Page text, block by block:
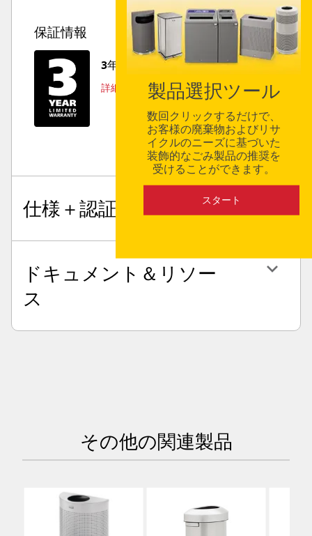
保証情報
3年保証
詳細を読む製品選択ツール
数回クリックするだけで、
お客様の廃棄物およびリサ
イクルのニーズに基づいた
装飾的なごみ製品の推奨を
受けることができます。
スタート
仕様＋認証
ドキュメント＆リソー
ス
その他の関連製品